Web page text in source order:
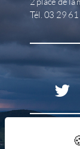
Tél. 03 29